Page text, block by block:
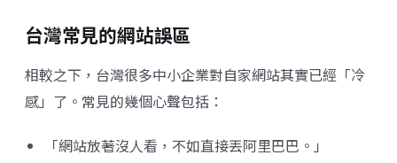
台灣常見的網站誤區
相較之下，台灣很多中小企業對自家網站其實已經「冷
感」了。常見的幾個心聲包括：
「網站放著沒人看，不如直接丟阿里巴巴。」